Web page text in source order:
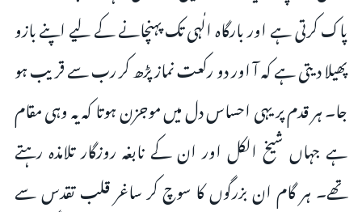
پاک کرتی ہے اور بارگاہ الٰہی تک پہنچانے کے لیے اپنے بازو
پھیلا دیتی ہے کہ آ اور دو رکعت نماز پڑھ کر رب سے قریب ہو
جا۔ ہر قدم پر یہی احساس دل میں موجزن ہوتا کہ یہ وہی مقام
ہے جہاں شیخ الکل اور ان کے نابغہ روزگار تلامذہ رہتے
تھے۔ ہر گام ان بزرگوں کا سوچ کر ساغر قلب تقدس سے